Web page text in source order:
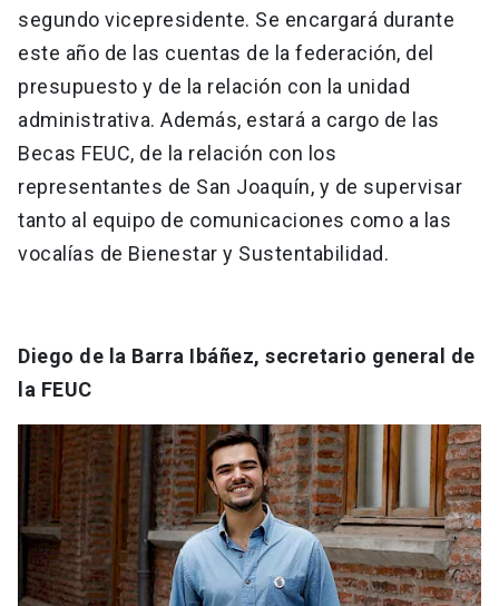
segundo vicepresidente. Se encargará durante
este año de las cuentas de la federación, del
presupuesto y de la relación con la unidad
administrativa. Además, estará a cargo de las
Becas FEUC, de la relación con los
representantes de San Joaquín, y de supervisar
tanto al equipo de comunicaciones como a las
vocalías de Bienestar y Sustentabilidad.
Diego de la Barra Ibáñez, secretario general de
la FEUC